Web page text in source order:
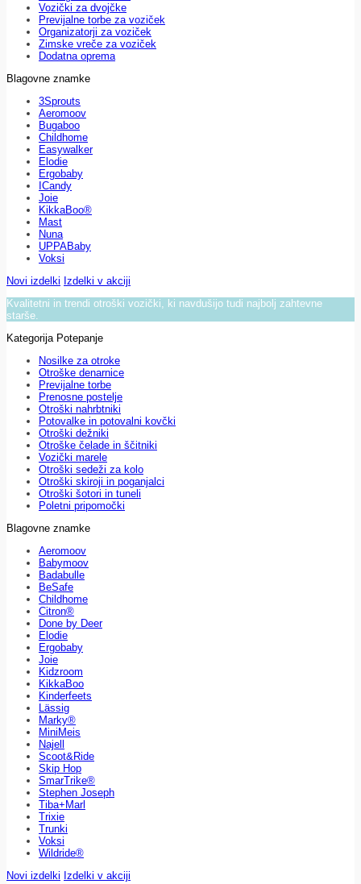
Vozički za dvojčke
Previjalne torbe za voziček
Organizatorji za voziček
Zimske vreče za voziček
Dodatna oprema
Blagovne znamke
3Sprouts
Aeromoov
Bugaboo
Childhome
Easywalker
Elodie
Ergobaby
ICandy
Joie
KikkaBoo®
Mast
Nuna
UPPABaby
Voksi
Novi izdelki Izdelki v akciji
Kvalitetni in trendi otroški vozički, ki navdušijo tudi najbolj zahtevne
starše.
Kategorija Potepanje
Nosilke za otroke
Otroške denarnice
Previjalne torbe
Prenosne postelje
Otroški nahrbtniki
Potovalke in potovalni kovčki
Otroški dežniki
Otroške čelade in ščitniki
Vozički marele
Otroški sedeži za kolo
Otroški skiroji in poganjalci
Otroški šotori in tuneli
Poletni pripomočki
Blagovne znamke
Aeromoov
Babymoov
Badabulle
BeSafe
Childhome
Citron®
Done by Deer
Elodie
Ergobaby
Joie
Kidzroom
KikkaBoo
Kinderfeets
Lässig
Marky®
MiniMeis
Najell
Scoot&Ride
Skip Hop
SmarTrike®
Stephen Joseph
Tiba+Marl
Trixie
Trunki
Voksi
Wildride®
Novi izdelki Izdelki v akciji